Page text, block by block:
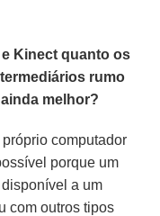
Kinect quanto os
rumo
melhor?
computador
porque um
a um
com outros tipos